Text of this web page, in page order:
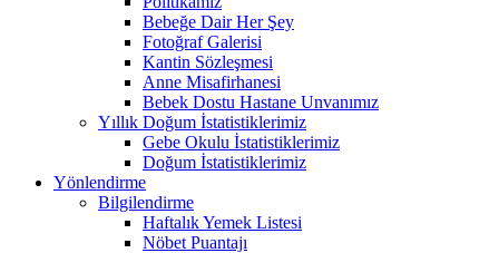
Bebeğe Dair Her Şey
Fotoğraf Galerisi
Kantin Sözleşmesi
Anne Misafirhanesi
Bebek Dostu Hastane Unvanımız
Yıllık Doğum İstatistiklerimiz
Gebe Okulu İstatistiklerimiz
Doğum İstatistiklerimiz
Yönlendirme
Bilgilendirme
Haftalık Yemek Listesi
Nöbet Puantajı